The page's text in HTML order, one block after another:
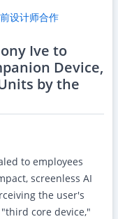
设计师合作
Ive to
Device,
by the
to employees
screenless AI
the user's
core device,"